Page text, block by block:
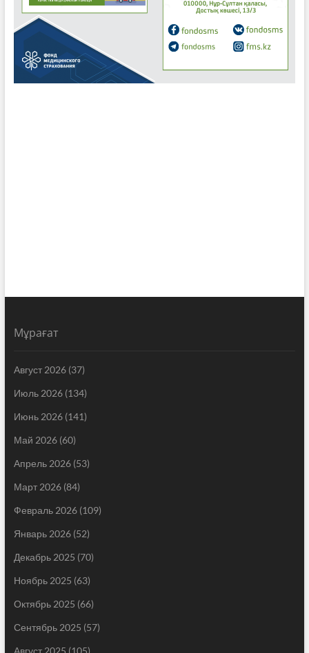
Мұрағат
Август 2026(37)
Июль 2026(134)
Июнь 2026(141)
Май 2026(60)
Апрель 2026(53)
Март 2026(84)
Февраль 2026(109)
Январь 2026(52)
Декабрь 2025 (70)
Ноябрь 2025 (63)
Октябрь 2025 (66)
Сентябрь 2025 (57)
Август 2025 (105)